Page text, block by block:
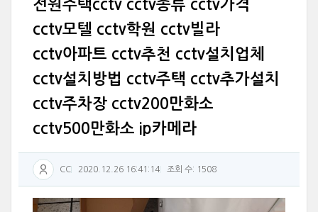
전원주택cctv cctv종류 cctv가격
cctv모텔 cctv학원 cctv빌라
cctv아파트 cctv추천 cctv설치업체
cctv설치방법 cctv주택 cctv추가설치
cctv주차장 cctv200만화소
cctv500만화소 ip카메라
CC 2020.12.26 16:41:14 조회 수: 1508